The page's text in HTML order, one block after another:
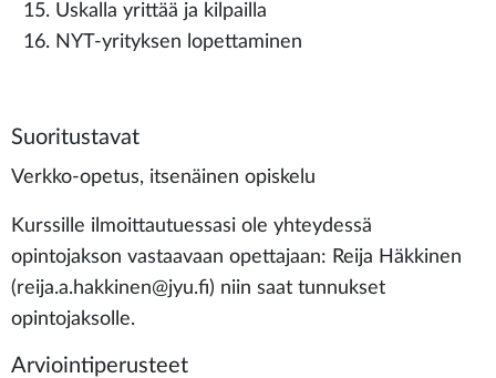
Uskalla yrittää ja kilpailla
NYT-yrityksen lopettaminen
Suoritustavat
Verkko-opetus, itsenäinen opiskelu
Kurssille ilmoittautuessasi ole yhteydessä
opintojakson vastaavaan opettajaan: Reija Häkkinen
(reija.a.hakkinen@jyu.fi) niin saat tunnukset
opintojaksolle.
Arviointiperusteet